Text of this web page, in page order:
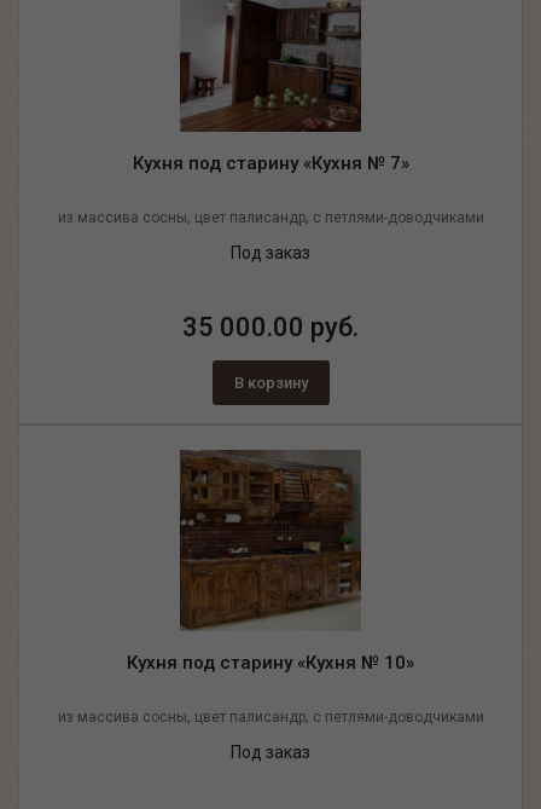
Кухня под старину «Кухня № 7»
из массива сосны, цвет палисандр, с петлями-доводчиками
Под заказ
35 000.00 руб.
В корзину
Кухня под старину «Кухня № 10»
из массива сосны, цвет палисандр, с петлями-доводчиками
Под заказ